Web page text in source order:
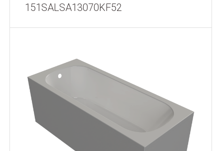
151SALSA13070KF52